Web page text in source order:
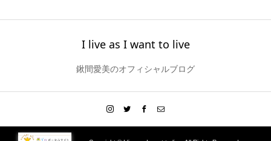
I live as I want to live
鍬間愛美のオフィシャルブログ